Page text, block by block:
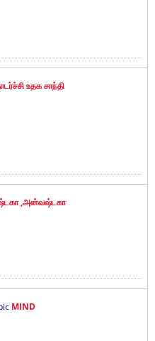
உதக சாந்தி
,அன்வஷ்டகா
MIND